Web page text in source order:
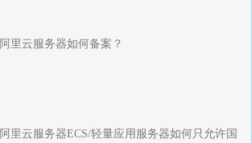
阿里云服务器如何备案？
阿里云服务器ECS/轻量应用服务器如何只允许国